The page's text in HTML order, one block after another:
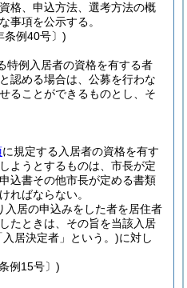
格、申込方法、選考方法の概
事項を公示する。
条例40号〕)
特例入居者の資格を有する者
認める場合は、公募を行わな
ることができるものとし、そ
に規定する入居者の資格を有す
ようとするものは、市長が定
込書その他市長が定める書類
ればならない。
入居の申込みをした者を居住者
たときは、その旨を当該入居
入居決定者」という。)に対し
例15号〕)